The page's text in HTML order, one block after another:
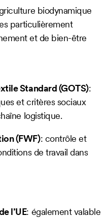
biodynamique
particulièrement
et de bien-être
Standard (GOTS):
et critères sociaux
logistique.
(FWF): contrôle et
de travail dans
l’UE: également valable